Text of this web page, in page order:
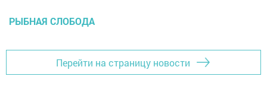
РЫБНАЯ СЛОБОДА
Перейти на страницу новости